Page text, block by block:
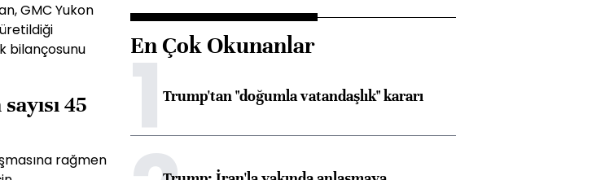
GMC Yukon
bilançosunu
45
rağmen
En Çok Okunanlar
1Trump'tan "doğumla vatandaşlık" kararı